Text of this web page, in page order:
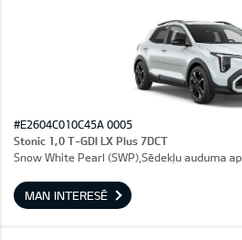
#E2604C010C45A 0005
Stonic 1,0 T-GDI LX Plus 7DCT
Snow White Pearl (SWP),Sēdekļu auduma
MAN INTERESĒ